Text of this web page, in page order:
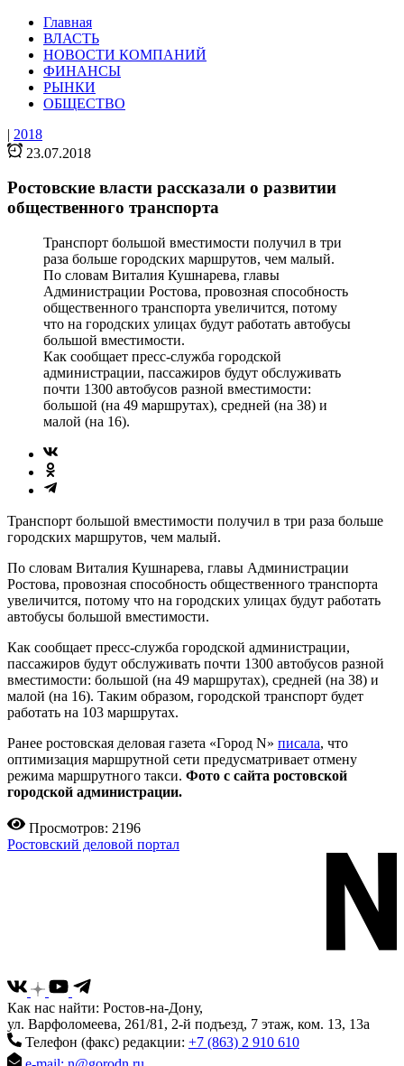
Главная
ВЛАСТЬ
НОВОСТИ КОМПАНИЙ
ФИНАНСЫ
РЫНКИ
ОБЩЕСТВО
| 2018
23.07.2018
Ростовские власти рассказали о развитии
общественного транспорта
Транспорт большой вместимости получил в три
раза больше городских маршрутов, чем малый.
По словам Виталия Кушнарева, главы
Администрации Ростова, провозная способность
общественного транспорта увеличится, потому
что на городских улицах будут работать автобусы
большой вместимости.
Как сообщает пресс-служба городской
администрации, пассажиров будут обслуживать
почти 1300 автобусов разной вместимости:
большой (на 49 маршрутах), средней (на 38) и
малой (на 16).
Транспорт большой вместимости получил в три раза больше
городских маршрутов, чем малый.
По словам Виталия Кушнарева, главы Администрации
Ростова, провозная способность общественного транспорта
увеличится, потому что на городских улицах будут работать
автобусы большой вместимости.
Как сообщает пресс-служба городской администрации,
пассажиров будут обслуживать почти 1300 автобусов разной
вместимости: большой (на 49 маршрутах), средней (на 38) и
малой (на 16). Таким образом, городской транспорт будет
работать на 103 маршрутах.
Ранее ростовская деловая газета «Город N» писала, что
оптимизация маршрутной сети предусматривает отмену
режима маршрутного такси. Фото с сайта ростовской
городской администрации.
Просмотров: 2196
Ростовский деловой портал
Как нас найти: Ростов-на-Дону,
ул. Варфоломеева, 261/81, 2-й подъезд, 7 этаж, ком. 13, 13а
Телефон (факс) редакции: +7 (863) 2 910 610